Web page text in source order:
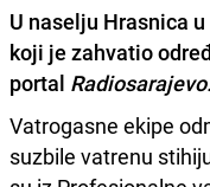
U naselju Hrasnica
koji je zahvatio
portal
Vatrogasne ekipe
suzbile vatrenu